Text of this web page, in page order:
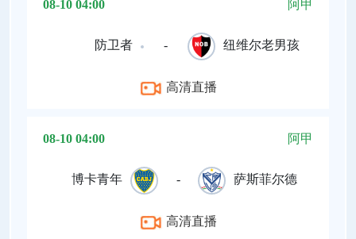
08-10 04:00 阿甲
防卫者 - 纽维尔老男孩
高清直播
08-10 04:00 阿甲
博卡青年 - 萨斯菲尔德
高清直播